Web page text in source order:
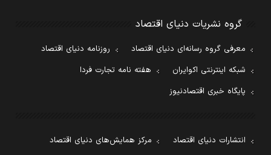
گروه نشریات دنیای اقتصاد
معرفی گروه رسانه‌ای دنیای اقتصاد
روزنامه دنیای اقتصاد
شبکه اینترنتی اکوایران
هفته نامه تجارت فردا
پایگاه خبری اقتصادنیوز
انتشارات دنیای اقتصاد
مرکز همایش‌های دنیای اقتصاد